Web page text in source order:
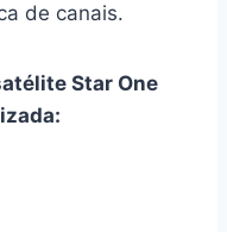
de canais.
Star One